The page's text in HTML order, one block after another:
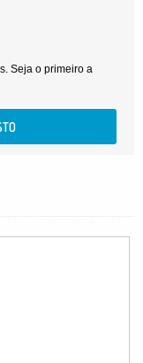
Seja o primeiro a